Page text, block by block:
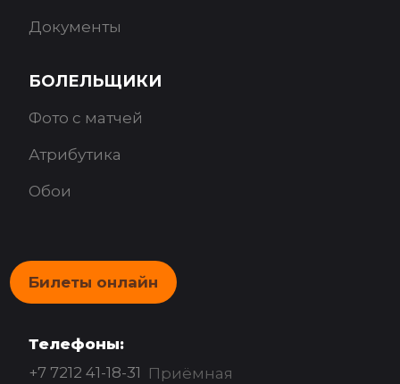
Документы
БОЛЕЛЬЩИКИ
Фото с матчей
Атрибутика
Обои
Билеты онлайн
Телефоны:
+7 7212 41-18-31 Приёмная